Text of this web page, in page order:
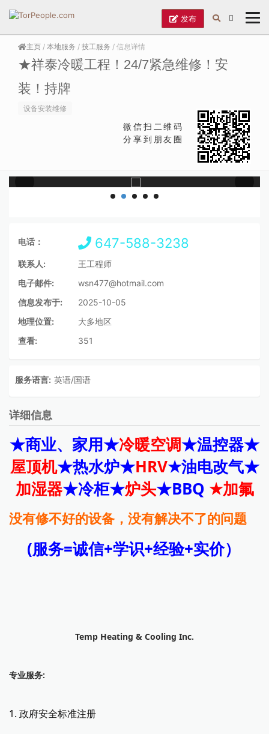
发布
主页 / 本地服务 / 技工服务 / 信息详情
★祥泰冷暖工程！24/7紧急维修！安
装！持牌
设备安装维修
微信扫二维码
分享到朋友圈
电话： 647-588-3238
联系人:
王工程师
电子邮件:
wsn477@hotmail.com
信息发布于:
2025-10-05
地理位置:
大多地区
查看:
351
服务语言: 英语/国语
详细信息
★商业、家用★冷暖空调★温控器★
屋顶机★热水炉★HRV★油电改气★
加湿器★冷柜★炉头★BBQ ★加氟
没有修不好的设备，没有解决不了的问题
(服务=诚信+学识+经验+实价）
Temp Heating & Cooling Inc.
专业服务:
1. 政府安全标准注册